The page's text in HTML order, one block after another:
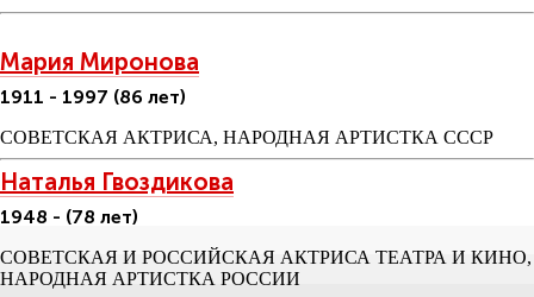
Мария Миронова
1911 - 1997 (86 лет)
СОВЕТСКАЯ АКТРИСА, НАРОДНАЯ АРТИСТКА СССР
Наталья Гвоздикова
1948 - (78 лет)
СОВЕТСКАЯ И РОССИЙСКАЯ АКТРИСА ТЕАТРА И КИНО,
НАРОДНАЯ АРТИСТКА РОССИИ